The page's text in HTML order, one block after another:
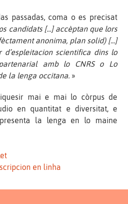
passadas, coma o es precisat
candidats [...] accèptan que lors
anonima, plan solid) [...]
d’espleitacion scientifica dins lo
amb lo CNRS o Lo
la lenga occitana. »
mai e mai lo còrpus de
en quantitat e diversitat, e
la lenga en lo maine
en linha